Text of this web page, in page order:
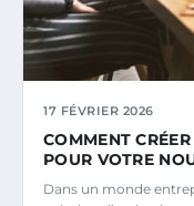
17 FÉVRIER 2026
COMMENT
POUR VOTRE
Dans un monde